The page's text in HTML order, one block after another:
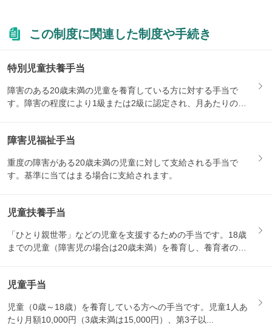
この制度に関連した制度や手続き
特別児童扶養手当
障害のある20歳未満の児童を養育している方に対する手当で
す。障害の程度により1級または2級に認定され、月あたりの支
障害児福祉手当
重度の障害がある20歳未満の児童に対して支給される手当で
す。基準に当てはまる場合に支給されます。
児童扶養手当
「ひとり親世帯」などの児童を支援するための手当です。18歳
までの児童（障害児の場合は20歳未満）を養育し、養育者の所
児童手当
児童（0歳～18歳）を養育している方への手当です。児童1人あ
たり月額10,000円（3歳未満は15,000円）、第3子以...